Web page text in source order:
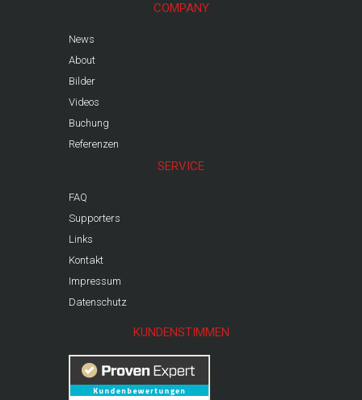
COMPANY
News
About
Bilder
Videos
Buchung
Referenzen
SERVICE
FAQ
Supporters
Links
Kontakt
Impressum
Datenschutz
KUNDENSTIMMEN